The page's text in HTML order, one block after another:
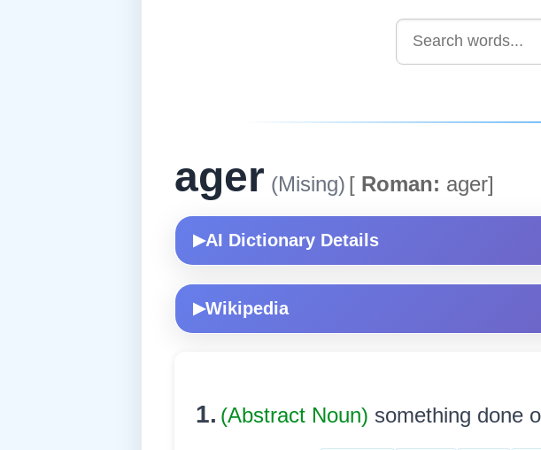
ager (Mising) [ Roman: ager]
▶AI Dictionary Details
▶Wikipedia
1. (Abstract Noun) something done or